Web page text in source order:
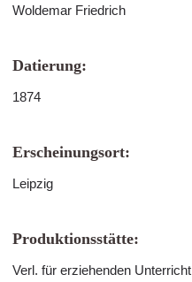
Woldemar Friedrich
Datierung:
1874
Erscheinungsort:
Leipzig
Produktionsstätte:
Verl. für erziehenden Unterricht